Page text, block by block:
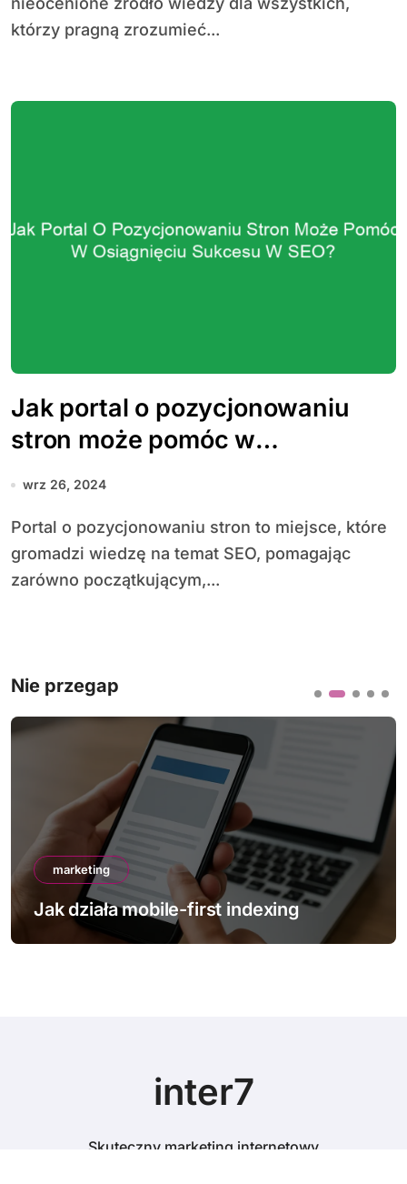
którzy pragną zrozumieć...
Jak portal o pozycjonowaniu
stron może pomóc w
osiągnięciu sukcesu w SEO?
wrz 26, 2024
Portal o pozycjonowaniu stron to miejsce, które
gromadzi wiedzę na temat SEO, pomagając
zarówno początkującym,...
Nie przegap
marketing
Jak działa mobile-first indexing
inter7
Skuteczny marketing internetowy